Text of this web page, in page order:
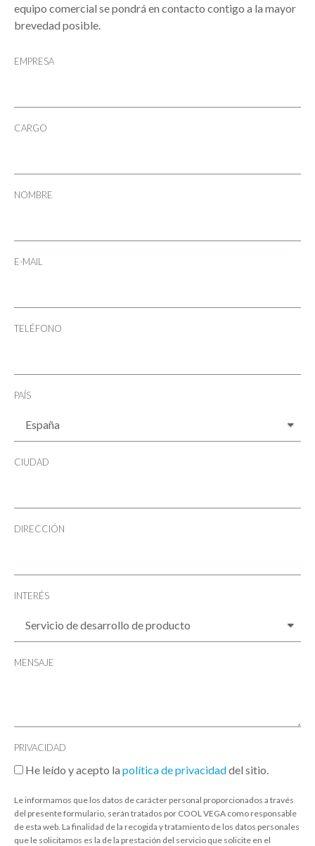
equipo comercial se pondrá en contacto contigo a la mayor
brevedad posible.
EMPRESA
CARGO
NOMBRE
E-MAIL
TELÉFONO
PAÍS
CIUDAD
DIRECCIÓN
INTERÉS
MENSAJE
PRIVACIDAD
He leído y acepto la política de privacidaddel sitio.
Le informamos que los datos de carácter personal proporcionados a través
del presente formulario, serán tratados por COOL VEGA como responsable
de esta web. La finalidad de la recogida y tratamiento de los datos personales
que le solicitamos es la de la prestación del servicio que solicite en el